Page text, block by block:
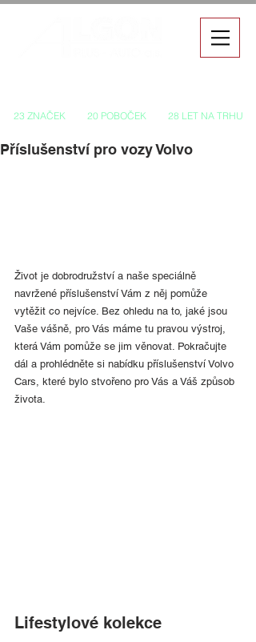
23 ZNAČEK 20 POBOČEK 28 LET NA TRHU
Příslušenství pro vozy Volvo
Život je dobrodružství a naše speciálně
navržené příslušenství Vám z něj pomůže
vytěžit co nejvíce. Bez ohledu na to, jaké jsou
Vaše vášně, pro Vás máme tu pravou výstroj,
která Vám pomůže se jim věnovat. Pokračujte
dál a prohlédněte si nabídku příslušenství Volvo
Cars, které bylo stvořeno pro Vás a Váš způsob
života.
Lifestylové kolekce